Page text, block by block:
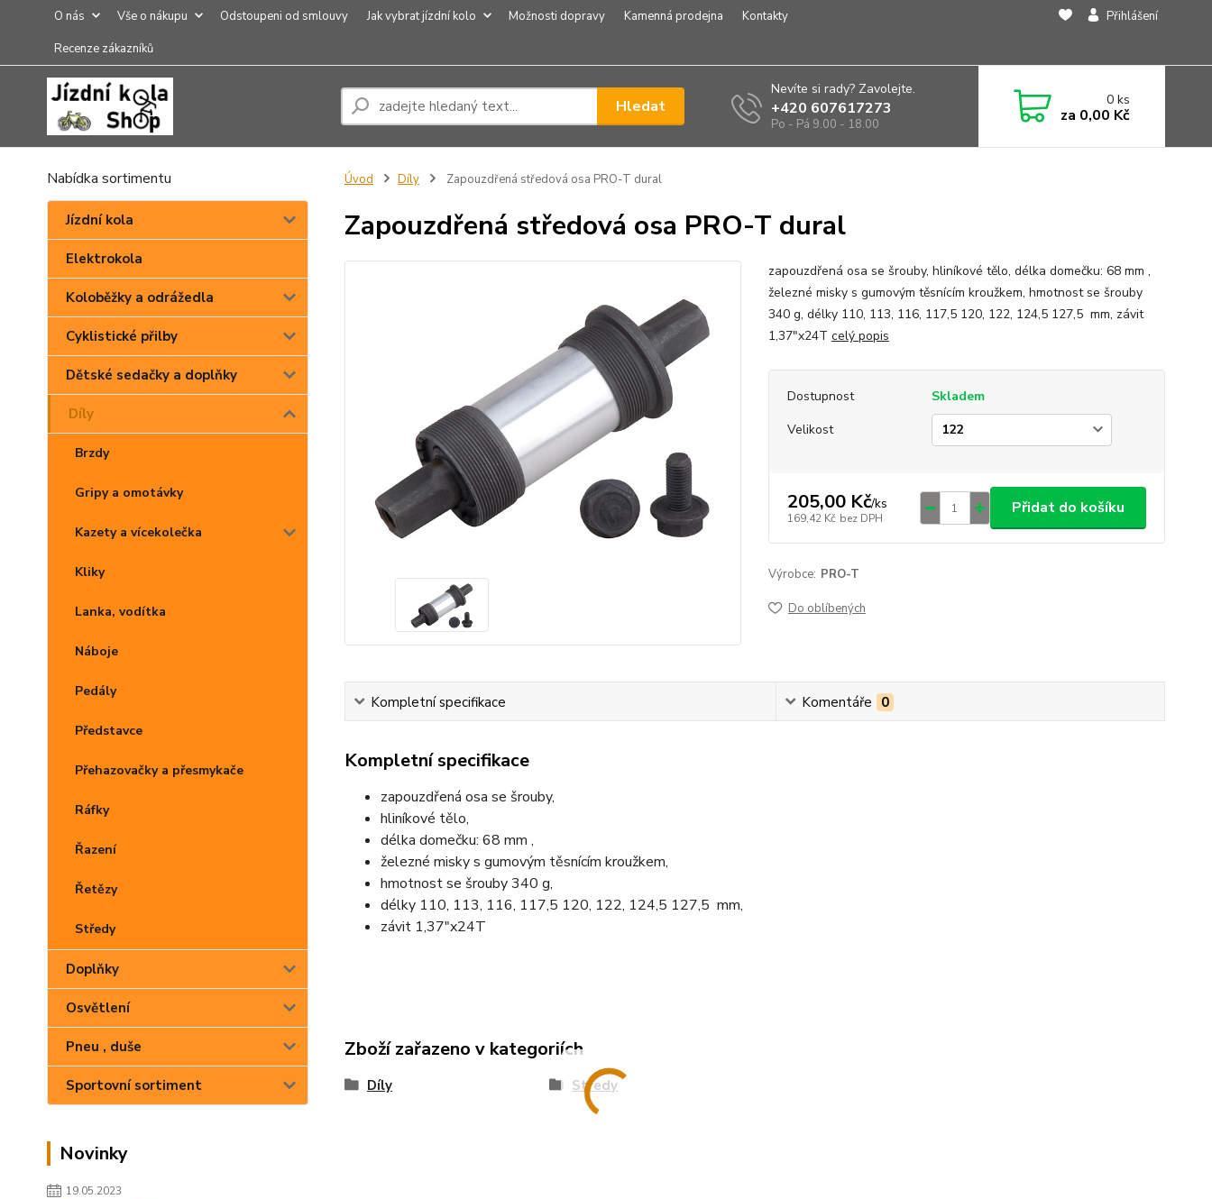
O nás Vše o nákupu Odstoupeni od smlouvy Jak vybrat jízdní kolo Možnosti dopravy Kamenná prodejna
Kontakty
Recenze zákazníků
Přihlášení
Hledat
Nevíte si rady? Zavolejte.
+420 607617273
Po - Pá 9.00 - 18.00
0ks
za 0,00 Kč
Nabídka sortimentu
Jízdní kola
Elektrokola
Koloběžky a odrážedla
Cyklistické přilby
Dětské sedačky a doplňky
Díly
Brzdy
Gripy a omotávky
Kazety a vícekolečka
Kliky
Lanka, vodítka
Náboje
Pedály
Představce
Přehazovačky a přesmykače
Ráfky
Řazení
Řetězy
Středy
Doplňky
Osvětlení
Pneu , duše
Sportovní sortiment
Novinky
19.05.2023
Úvod Díly Zapouzdřená středová osa PRO-T dural
Zapouzdřená středová osa PRO-T dural
zapouzdřená osa se šrouby, hliníkové tělo, délka domečku: 68 mm ,
železné misky s gumovým těsnícím kroužkem, hmotnost se šrouby
340 g, délky 110, 113, 116, 117,5 120, 122, 124,5 127,5 mm, závit
1,37"x24T celý popis
Dostupnost
Skladem
Velikost
205,00 Kč/ks
169,42 Kč bez DPH
Přidat do košíku
Výrobce: PRO-T
Do oblíbených
Kompletní specifikace Komentáře 0
Kompletní specifikace
zapouzdřená osa se šrouby,
hliníkové tělo,
délka domečku: 68 mm ,
železné misky s gumovým těsnícím kroužkem,
hmotnost se šrouby 340 g,
délky 110, 113, 116, 117,5 120, 122, 124,5 127,5 mm,
závit 1,37"x24T
Zboží zařazeno v kategoriích
Díly Středy